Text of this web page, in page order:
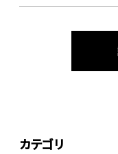
カテゴリ